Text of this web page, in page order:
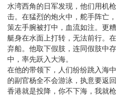
水湾西角的日军发现，他们用机
击。在猛烈的炮火中，舵手阵亡
策左手腕被打中，血流如注。更
艇身在水面上打转，无法前行。
弃船。他取下假肢，连同假肢中
中，率先跃入大海。
在他的带领下，人们纷纷跳入海
的副官杨全不会游泳，执意要返
香港就是投降，你不下海，我就